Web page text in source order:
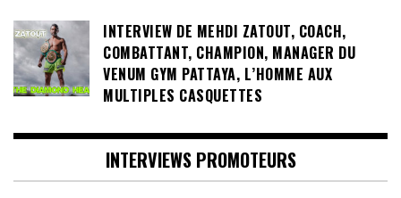
INTERVIEW DE MEHDI ZATOUT, COACH,
COMBATTANT, CHAMPION, MANAGER DU
VENUM GYM PATTAYA, L’HOMME AUX
MULTIPLES CASQUETTES
INTERVIEWS PROMOTEURS